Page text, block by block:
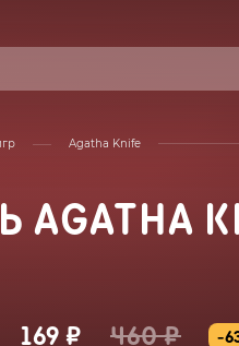
Agatha Knife
AGATHA
169 ₽ 460 ₽ -